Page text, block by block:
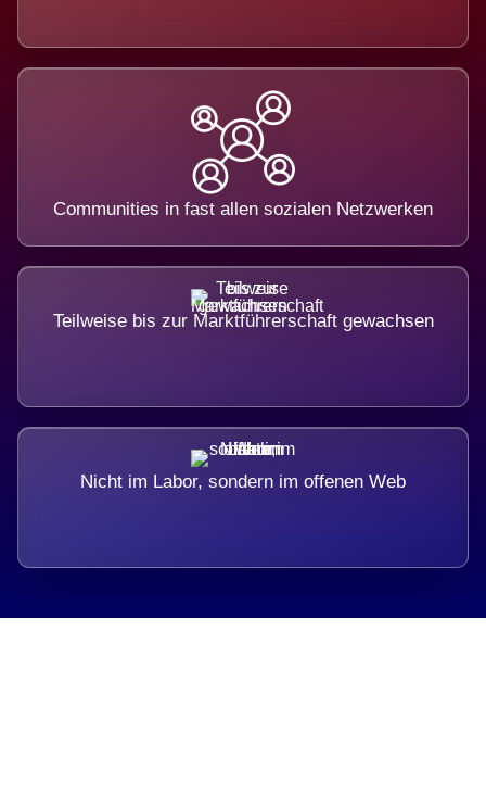
Communities in fast allen sozialen Netzwerken
Teilweise bis zur Marktführerschaft gewachsen
Nicht im Labor, sondern im offenen Web